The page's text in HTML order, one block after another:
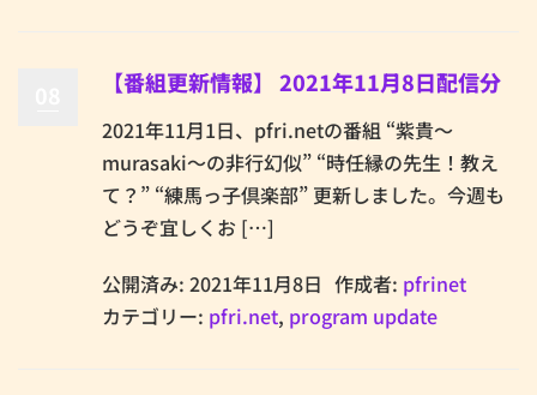
【番組更新情報】 2021年11月8日配信分
2021年11月1日、pfri.netの番組 “紫貴～
murasaki～の非行幻似” “時任縁の先生！教え
て？” “練馬っ子倶楽部” 更新しました。今週も
どうぞ宜しくお […]
公開済み: 2021年11月8日 作成者: pfrinet
カテゴリー: pfri.net, program update